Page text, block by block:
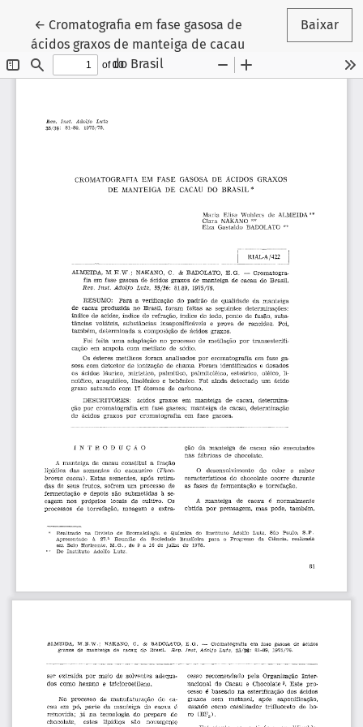
← Voltar aos Detalhes do Artigo
Cromatografia em fase gasosa de
ácidos graxos de manteiga de cacau
do Brasil
Baixar